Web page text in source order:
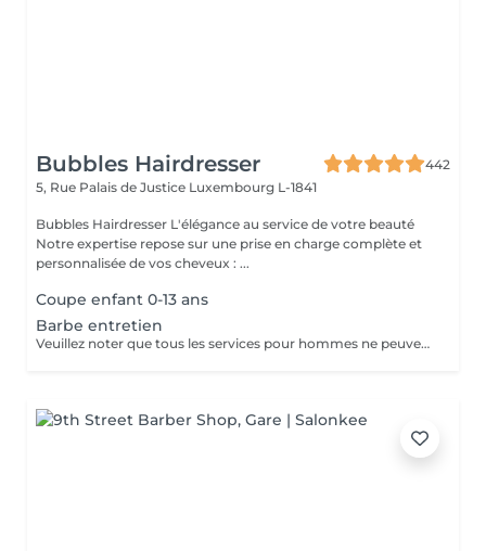
Bubbles Hairdresser
442
5, Rue Palais de Justice Luxembourg L-1841
Bubbles Hairdresser L'élégance au service de votre beauté
Notre expertise repose sur une prise en charge complète et
personnalisée de vos cheveux : ...
Coupe enfant 0-13 ans
Barbe entretien
Veuillez noter que tous les services pour hommes ne peuvent PAS être réservés en ligne. Merci d'appeler ou de passer pour réserver ces derniers. Quiconque ne respecte pas cela et réserve un service pour femme à la place ou utilise le compte d'une femme pour bloquer du temps pour le service d'un homme sera bloqué de toutes les réservations futures.